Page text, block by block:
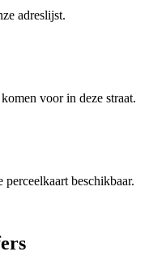
adreslijst.
voor in deze straat.
perceelkaart beschikbaar.